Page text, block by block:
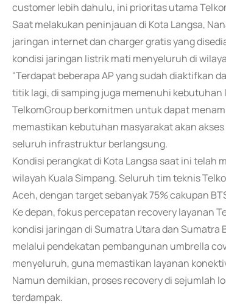
customer lebih dahulu, ini prioritas utama
Saat melakukan peninjauan di Kota Langsa,
jaringan internet dan charger gratis yang
kondisi jaringan listrik mati menyeluruh di
"Terdapat beberapa AP yang sudah diaktifkan
titik lagi, di samping juga memenuhi
TelkomGroup berkomitmen untuk dapat
memastikan kebutuhan masyarakat akan
seluruh infrastruktur berlangsung.
Kondisi perangkat di Kota Langsa saat ini
wilayah Kuala Simpang. Seluruh tim teknis
Aceh, dengan target sebanyak 75% cakupan
Ke depan, fokus percepatan recovery layanan
kondisi jaringan di Sumatra Utara dan
melalui pendekatan pembangunan umbrella
menyeluruh, guna memastikan layanan
Namun demikian, proses recovery di sejumlah
terdampak.